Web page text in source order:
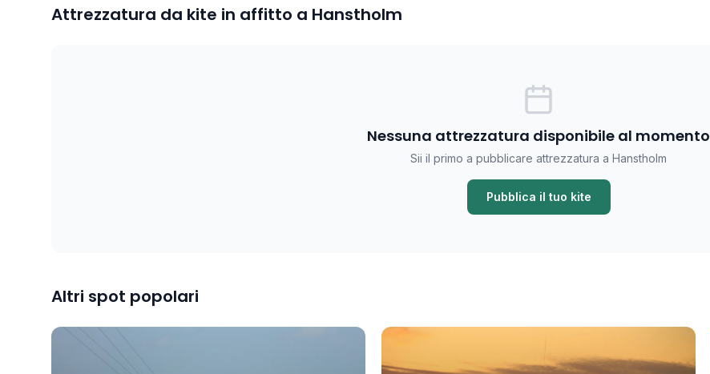
Attrezzatura da kite in affitto a Hanstholm
Nessuna attrezzatura disponibile al momento
Sii il primo a pubblicare attrezzatura a Hanstholm
Pubblica il tuo kite
Altri spot popolari